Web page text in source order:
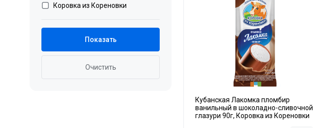
Коровка из Кореновки
Показать
Очистить
Кубанская Лакомка пломбир
ванильный в шоколадно-сливочной
глазури 90г, Коровка из Кореновки